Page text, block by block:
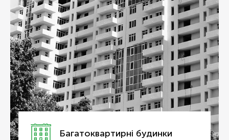
Багато­квартирні будинки